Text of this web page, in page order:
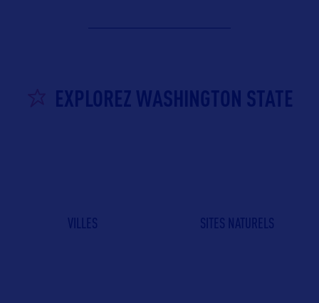
EXPLOREZ WASHINGTON STATE
VILLES SITES NATURELS